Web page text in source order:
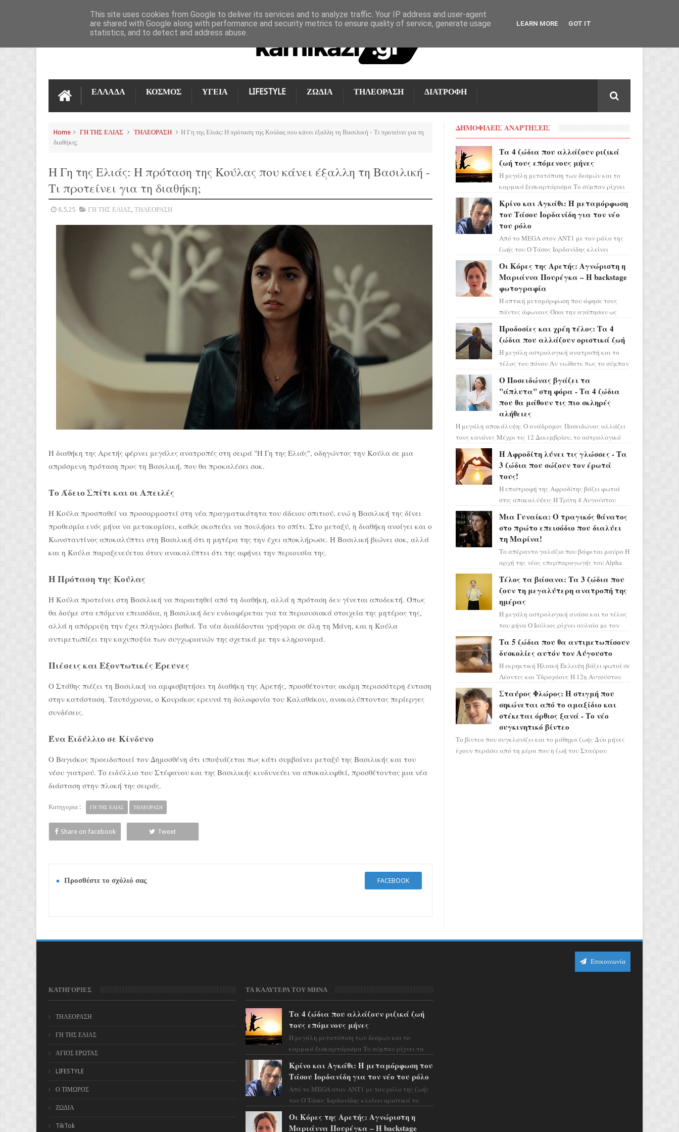
ΕΠΙΚΟΙΝΩΝΊΑ
ΕΛΛΑΔΑ ΚΟΣΜΟΣ ΥΓΕΙΑ LIFESTYLE ΖΩΔΙΑ ΤΗΛΕΟΡΑΣΗ ΔΙΑΤΡΟΦΗ
Home ΓΗ ΤΗΣ ΕΛΙΑΣ ΤΗΛΕΟΡΑΣΗ
Η Γη της Ελιάς: Η πρόταση της Κούλας που κάνει έξαλλη τη Βασιλική - Τι προτείνει για τη
διαθήκη;
Η Γη της Ελιάς: Η πρόταση της Κούλας που κάνει έξαλλη τη Βασιλική -
Τι προτείνει για τη διαθήκη;
8.5.25 ΓΗ ΤΗΣ ΕΛΙΑΣ, ΤΗΛΕΟΡΑΣΗ
Η διαθήκη της Αρετής φέρνει μεγάλες ανατροπές στη σειρά "Η Γη της Ελιάς", οδηγώντας την Κούλα σε μια
απρόσμενη πρόταση προς τη Βασιλική, που θα προκαλέσει σοκ.
Το Άδειο Σπίτι και οι Απειλές
Η Κούλα προσπαθεί να προσαρμοστεί στη νέα πραγματικότητα του άδειου σπιτιού, ενώ η Βασιλική της δίνει
προθεσμία ενός μήνα να μετακομίσει, καθώς σκοπεύει να πουλήσει το σπίτι. Στο μεταξύ, η διαθήκη ανοίγει και ο
Κωνσταντίνος αποκαλύπτει στη Βασιλική ότι η μητέρα της την έχει αποκλήρωσε. Η Βασιλική βιώνει σοκ, αλλά
και η Κούλα παραξενεύεται όταν ανακαλύπτει ότι της αφήνει την περιουσία της.
Η Πρόταση της Κούλας
Η Κούλα προτείνει στη Βασιλική να παραιτηθεί από τη διαθήκη, αλλά η πρόταση δεν γίνεται αποδεκτή. Όπως
θα δούμε στα επόμενα επεισόδια, η Βασιλική δεν ενδιαφέρεται για τα περιουσιακά στοιχεία της μητέρας της,
αλλά η απόρριψη την έχει πληγώσει βαθιά. Τα νέα διαδίδονται γρήγορα σε όλη τη Μάνη, και η Κούλα
αντιμετωπίζει την καχυποψία των συγχωριανών της σχετικά με την κληρονομιά.
Πιέσεις και Εξοντωτικές Έρευνες
Ο Στάθης πιέζει τη Βασιλική να αμφισβητήσει τη διαθήκη της Αρετής, προσθέτοντας ακόμη περισσότερη ένταση
στην κατάσταση. Ταυτόχρονα, ο Κουράκος ερευνά τη δολοφονία του Καλαθάκου, ανακαλύπτοντας περίεργες
συνδέσεις.
Ένα Ειδύλλιο σε Κίνδυνο
Ο Βαγιάκος προειδοποιεί τον Δημοσθένη ότι υποψιάζεται πως κάτι συμβαίνει μεταξύ της Βασιλικής και του
νέου γιατρού. Το ειδύλλιο του Στέφανου και της Βασιλικής κινδυνεύει να αποκαλυφθεί, προσθέτοντας μια νέα
διάσταση στην πλοκή της σειράς.
Κατηγορία : ΓΗ ΤΗΣ ΕΛΙΑΣ ΤΗΛΕΟΡΑΣΗ
Share on facebook Tweet
Προσθέστε το σχόλιό σας FACEBOOK
ΔΗΜΟΦΙΛΕΙΣ ΑΝΑΡΤΗΣΕΙΣ
Τα 4 ζώδια που αλλάζουν ριζικά
ζωή τους επόμενους μήνες
Η μεγάλη μετατόπιση των δεσμών και το
καρμικό ξεσκαρτάρισμα Το σύμπαν ρίχνει
προειδοποιεί: οι σελην...
Κρίνο και Αγκάθι: Η μεταμόρφωση
του Τάσου Ιορδανίδη για τον νέο
του ρόλο
Από το MEGA στον ΑΝΤ1 με τον ρόλο της
ζωής του Ο Τάσος Ιορδανίδης κλείνει
επιτυχίας «Μια Νύχτα Μόνο» ...
Οι Κόρες της Αρετής: Αγνώριστη η
Μαριάννα Πουρέγκα – H backstage
φωτογραφία
Η οπτική μεταμόρφωση που άφησε τους
πάντες άφωνους Όσοι την αγάπησαν ως
πρέπει τώρα να προετοιμαστο...
Προδοσίες και χρέη τέλος: Τα 4
ζώδια που αλλάζουν οριστικά ζωή
Η μεγάλη αστρολογική ανατροπή και το
τέλος του πόνου Αν νιώθατε πως το σύμπαν
πάρετε μια βαθιά α...
Ο Ποσειδώνας βγάζει τα
"άπλυτα" στη φόρα - Τα 4 ζώδια
που θα μάθουν τις πιο σκληρές
αλήθειες
Η μεγάλη αποκάλυψη: Ο ανάδρομος Ποσειδώνας αλλάζει
τους κανόνες Μέχρι τις 12 Δεκεμβρίου, το αστρολογικό
σκηνικό θυμίζει ταινία μυστηρίου ...
Η Αφροδίτη λύνει τις γλώσσες - Τα
3 ζώδια που σώζουν τον έρωτά
τους!
Η επιστροφή της Αφροδίτης βάζει φωτιά
στις αποκαλύψεις Η Τρίτη 4 Αυγούστου
ορόσημο, καθώς η Αφροδίτη πρ...
Μια Γυναίκα: Ο τραγικός θάνατος
στο πρώτο επεισόδιο που διαλύει
τη Μαρίνα!
Το απέραντο γαλάζιο που βάφεται μαύρο Η
αρχή της νέας υπερπαραγωγής του Alpha
πλημμυρισμένο από...
Τέλος τα βάσανα: Τα 3 ζώδια που
ζουν τη μεγαλύτερη ανατροπή της
ημέρας
Η μεγάλη αστρολογική ανάσα και το τέλος
του μήνα Ο Ιούλιος ρίχνει αυλαία με τον
περνάει στο ζώδιο τω...
Τα 5 ζώδια που θα αντιμετωπίσουν
δυσκολίες αυτόν τον Αύγουστο
Η εκρηκτική Ηλιακή Έκλειψη βάζει φωτιά σε
Λέοντες και Υδροχόους Η 12η Αυγούστου
χάους, καθώς η Ηλια...
Σταύρος Φλώρος: Η στιγμή που
σηκώνεται από το αμαξίδιο και
στέκεται όρθιος ξανά - Το νέο
συγκινητικό βίντεο
Το βίντεο που συγκλονίζει και το μάθημα ζωής Δύο μήνες
έχουν περάσει από τη μέρα που η ζωή του Σταύρου
Επικοινωνία
ΚΑΤΗΓΟΡΙΕΣ
ΤΗΛΕΟΡΑΣΗ
ΓΗ ΤΗΣ ΕΛΙΑΣ
ΑΓΙΟΣ ΕΡΩΤΑΣ
LIFESTYLE
Ο ΤΙΜΩΡΟΣ
ΖΩΔΙΑ
TikTok
ΤΑ ΚΑΛΥΤΕΡΑ ΤΟΥ ΜΗΝΑ
Τα 4 ζώδια που αλλάζουν ριζικά ζωή
τους επόμενους μήνες
Η μεγάλη μετατόπιση των δεσμών και το
καρμικό ξεσκαρτάρισμα Το σύμπαν ρίχνει τα
προειδοποιεί: οι σελην...
Κρίνο και Αγκάθι: Η μεταμόρφωση του
Τάσου Ιορδανίδη για τον νέο του ρόλο
Από το MEGA στον ΑΝΤ1 με τον ρόλο της ζωής
του Ο Τάσος Ιορδανίδης κλείνει οριστικά το
Μόνο» ...
Οι Κόρες της Αρετής: Αγνώριστη η
Μαριάννα Πουρέγκα – H backstage
This site uses cookies from Google to deliver its services and to analyze traffic. Your IP address and user-agent
are shared with Google along with performance and security metrics to ensure quality of service, generate usage
statistics, and to detect and address abuse.
LEARN MORE GOT IT